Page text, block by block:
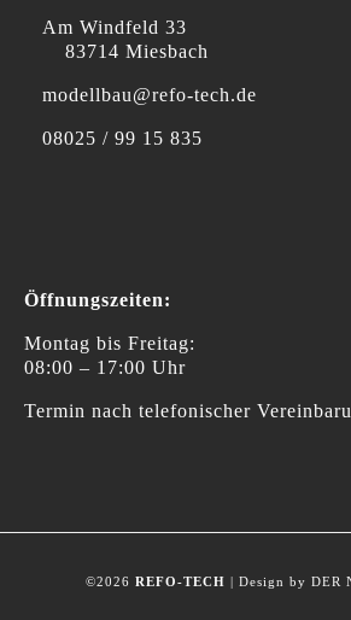
Am Windfeld 33
83714 Miesbach
modellbau@refo-tech.de
08025 / 99 15 835
Öffnungszeiten:
Montag bis Freitag:
08:00 – 17:00 Uhr
Termin nach telefonischer
©2026 REFO-TECH | Design by DER